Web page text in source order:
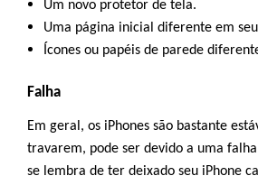
Um novo protetor de tela.
Uma página inicial diferente em
Ícones ou papéis de parede
Falha
Em geral, os iPhones são bastante
travarem, pode ser devido a uma
se lembra de ter deixado seu iPhone